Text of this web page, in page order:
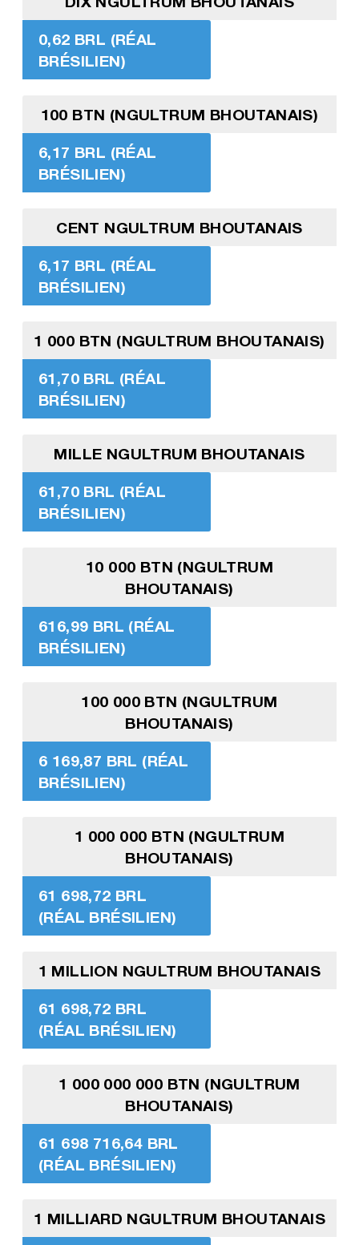
0,62 BRL (RÉAL
BRÉSILIEN)
100 BTN (NGULTRUM BHOUTANAIS)
6,17 BRL (RÉAL
BRÉSILIEN)
CENT NGULTRUM BHOUTANAIS
6,17 BRL (RÉAL
BRÉSILIEN)
1 000 BTN (NGULTRUM BHOUTANAIS)
61,70 BRL (RÉAL
BRÉSILIEN)
MILLE NGULTRUM BHOUTANAIS
61,70 BRL (RÉAL
BRÉSILIEN)
10 000 BTN (NGULTRUM
BHOUTANAIS)
616,99 BRL (RÉAL
BRÉSILIEN)
100 000 BTN (NGULTRUM
BHOUTANAIS)
6 169,87 BRL (RÉAL
BRÉSILIEN)
1 000 000 BTN (NGULTRUM
BHOUTANAIS)
61 698,72 BRL
(RÉAL BRÉSILIEN)
1 MILLION NGULTRUM BHOUTANAIS
61 698,72 BRL
(RÉAL BRÉSILIEN)
1 000 000 000 BTN (NGULTRUM
BHOUTANAIS)
61 698 716,64 BRL
(RÉAL BRÉSILIEN)
1 MILLIARD NGULTRUM BHOUTANAIS